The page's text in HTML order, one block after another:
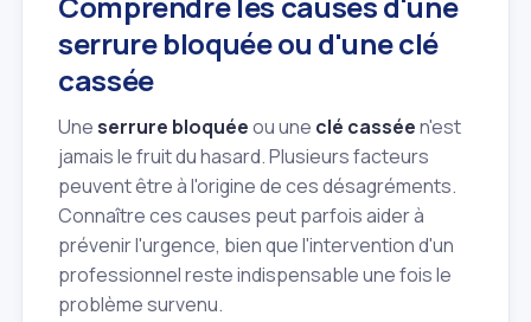
serrure bloquée ou d'une clé
cassée
Uneserrure bloquéeou une clé casséen'est
jamais le fruit du hasard. Plusieurs facteurs
peuvent être à l'origine de ces désagréments.
Connaître ces causes peut parfois aider à
prévenir l'urgence, bien que l'intervention d'un
professionnel reste indispensable une fois le
problème survenu.